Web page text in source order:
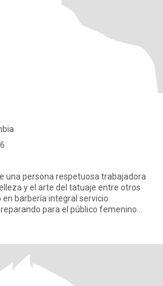
una persona respetuosa trabajadora
y el arte del tatuaje entre otros
barbería integral servicio
para el público femenino